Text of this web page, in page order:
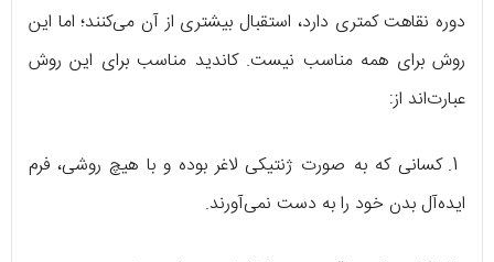
دوره نقاهت کمتری دارد، استقبال بیشتری از آن می‌کنند؛ اما این
روش برای همه مناسب نیست. کاندید مناسب برای این روش
عبارت‌اند از:
1. کسانی که به صورت ژنتیکی لاغر بوده و با هیچ روشی، فرم
ایده‌آل بدن خود را به دست نمی‌آورند.